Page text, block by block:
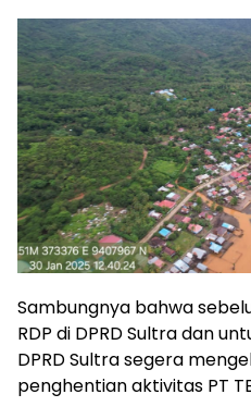
Sambungnya bahwa
RDP di DPRD Sultra dan
DPRD Sultra segera
penghentian aktivitas PT